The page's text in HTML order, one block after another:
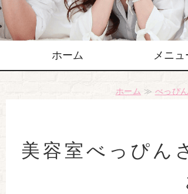
ホーム メニ
ホーム ≫ べっぴ
美容室べっぴん